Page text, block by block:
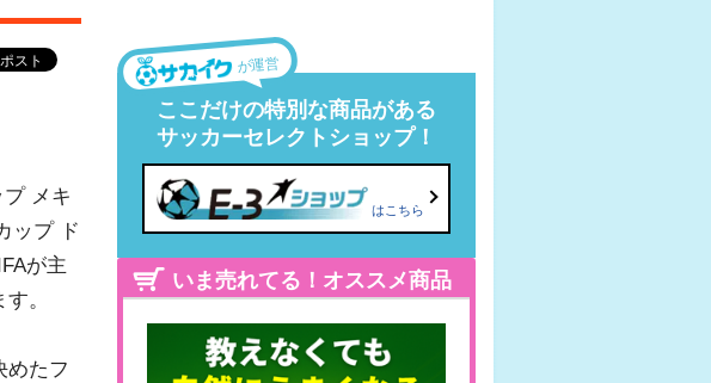
メキ
ップ ド
が主
。
めたフ
が運営
ここだけの特別な商品がある
サッカーセレクトショップ！
はこちら
いま売れてる！オススメ商品